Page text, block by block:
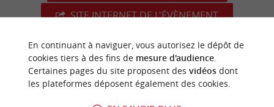
SITE INTERNET DE L'ÉVÈNEMENT
dernière mise à jour :31/03/2026 à 06:26:37
En continuant à naviguer, vous autorisez le dépôt de
cookies tiers à des fins de mesure d'audience.
Certaines pages du site proposent des vidéosdont
les plateformes déposent également des cookies.